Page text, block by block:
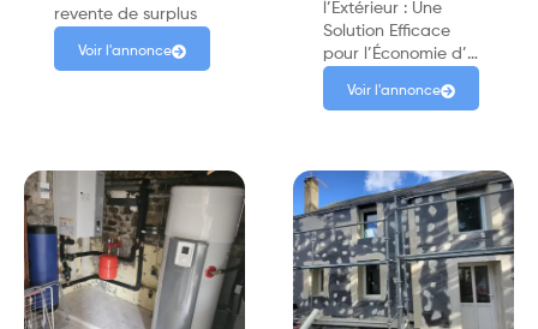
revente de surplus
Voir l'annonce
l’Extérieur : Une
Solution Efficace
pour l’Économie d’…
Voir l'annonce